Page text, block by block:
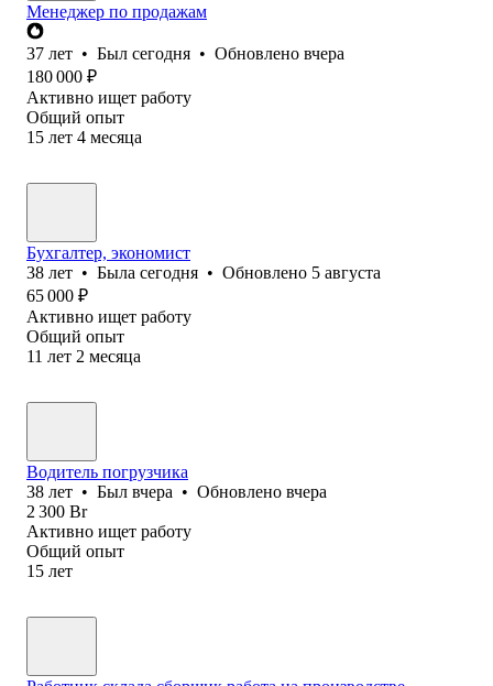
Менеджер по продажам
37 лет • Был сегодня • Обновлено вчера
180 000 ₽
Активно ищет работу
Общий опыт
15 лет 4 месяца
Бухгалтер, экономист
38 лет • Была сегодня • Обновлено 5 августа
65 000 ₽
Активно ищет работу
Общий опыт
11 лет 2 месяца
Водитель погрузчика
38 лет • Был вчера • Обновлено вчера
2 300 Br
Активно ищет работу
Общий опыт
15 лет